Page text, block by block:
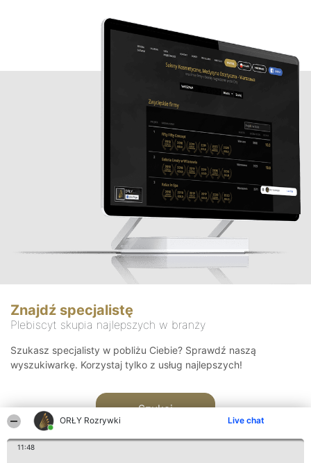
ORŁY Rozrywki Live chat
11:48
Znajdź specjalistę
Plebiscyt skupia najlepszych w branży
Szukasz specjalisty w pobliżu Ciebie? Sprawdź naszą
wyszukiwarkę. Korzystaj tylko z usług najlepszych!
Szukaj